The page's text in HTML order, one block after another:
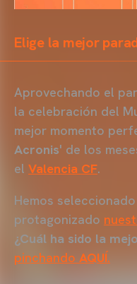
Elige la mejor
Aprovechando el
la celebración del
mejor momento
Acronis' de los
el Valencia CF.
Hemos
protagonizado
¿Cuál ha sido la
pinchando AQUÍ.